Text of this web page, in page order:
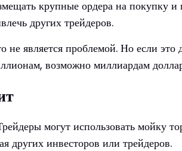
крупные ордера на покупку
других трейдеров.
не является проблемой. Но если
возможно миллиардам
могут использовать мойку
других инвесторов или трейдеров.